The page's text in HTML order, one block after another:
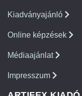
Kiadványajánló
Online képzések
Médiaajánlat
Impresszum